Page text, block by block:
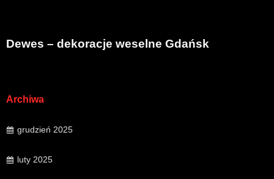
Dewes – dekoracje weselne Gdańsk
Archiwa
grudzień 2025
luty 2025